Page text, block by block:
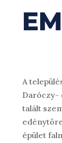
A
Daróczy-
talált
épület